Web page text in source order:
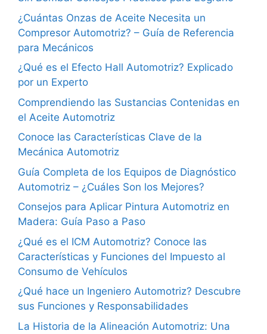
¿Cuántas Onzas de Aceite Necesita un
Compresor Automotriz? – Guía de Referencia
para Mecánicos
¿Qué es el Efecto Hall Automotriz? Explicado
por un Experto
Comprendiendo las Sustancias Contenidas en
el Aceite Automotriz
Conoce las Características Clave de la
Mecánica Automotriz
Guía Completa de los Equipos de Diagnóstico
Automotriz – ¿Cuáles Son los Mejores?
Consejos para Aplicar Pintura Automotriz en
Madera: Guía Paso a Paso
¿Qué es el ICM Automotriz? Conoce las
Características y Funciones del Impuesto al
Consumo de Vehículos
¿Qué hace un Ingeniero Automotriz? Descubre
sus Funciones y Responsabilidades
La Historia de la Alineación Automotriz: Una